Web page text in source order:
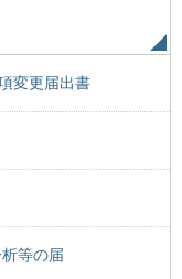
変更届出書
等の届